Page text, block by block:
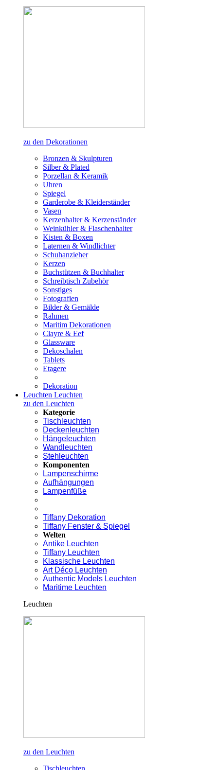
zu den Dekorationen
Bronzen & Skulpturen
Silber & Plated
Porzellan & Keramik
Uhren
Spiegel
Garderobe & Kleiderständer
Vasen
Kerzenhalter & Kerzenständer
Weinkühler & Flaschenhalter
Kisten & Boxen
Laternen & Windlichter
Schuhanzieher
Kerzen
Buchstützen & Buchhalter
Schreibtisch Zubehör
Sonstiges
Fotografien
Bilder & Gemälde
Rahmen
Maritim Dekorationen
Clayre & Eef
Glassware
Dekoschalen
Tablets
Etagere
Dekoration
Leuchten Leuchten
zu den Leuchten
Kategorie
Tischleuchten
Deckenleuchten
Hängeleuchten
Wandleuchten
Stehleuchten
Komponenten
Lampenschirme
Aufhängungen
Lampenfüße
Tiffany Dekoration
Tiffany Fenster & Spiegel
Welten
Antike Leuchten
Tiffany Leuchten
Klassische Leuchten
Art Déco Leuchten
Authentic Models Leuchten
Maritime Leuchten
Leuchten
zu den Leuchten
Tischleuchten